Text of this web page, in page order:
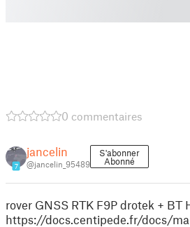
0 commentaires
7
jancelin
@jancelin_95489
S'abonner
Abonné
rover GNSS RTK F9P drotek + BT
https://docs.centipede.fr/docs/